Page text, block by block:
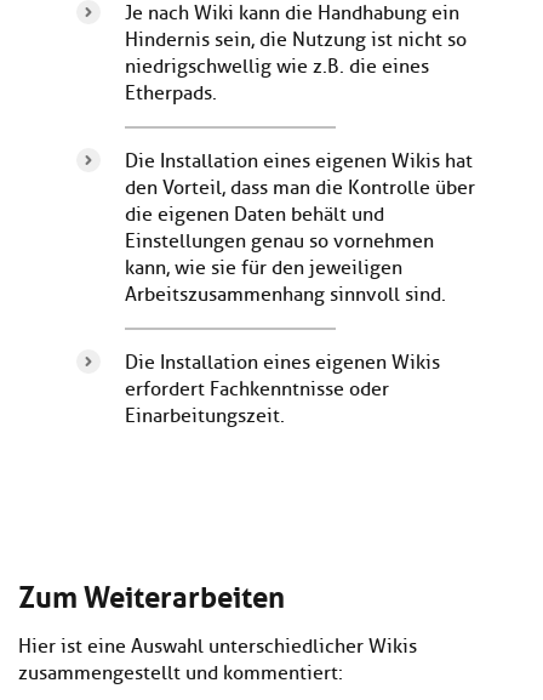
Je nach Wiki kann die Handhabung ein
Hindernis sein, die Nutzung ist nicht so
niedrigschwellig wie z.B. die eines
Etherpads.
Die Installation eines eigenen Wikis hat
den Vorteil, dass man die Kontrolle über
die eigenen Daten behält und
Einstellungen genau so vornehmen
kann, wie sie für den jeweiligen
Arbeitszusammenhang sinnvoll sind.
Die Installation eines eigenen Wikis
erfordert Fachkenntnisse oder
Einarbeitungszeit.
Zum Weiterarbeiten
Hier ist eine Auswahl unterschiedlicher Wikis
zusammengestellt und kommentiert: